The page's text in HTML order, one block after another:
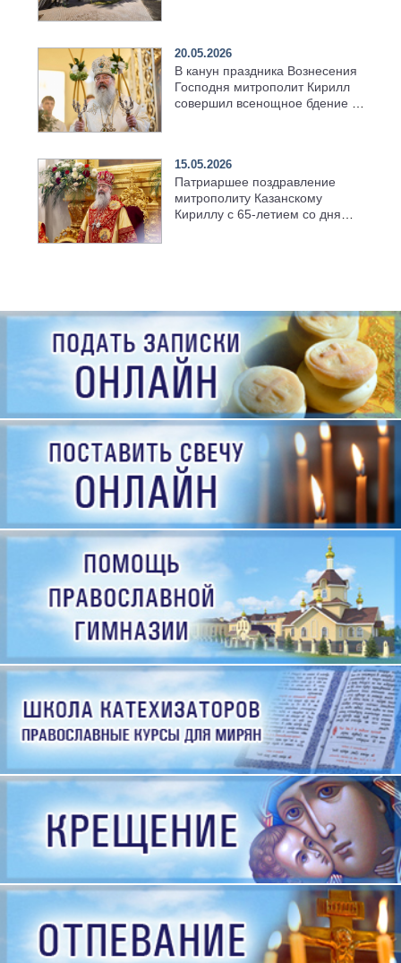
20.05.2026
В канун праздника Вознесения
Господня митрополит Кирилл
совершил всенощное бдение в
15.05.2026
Патриаршее поздравление
митрополиту Казанскому
Кириллу с 65-летием со дня